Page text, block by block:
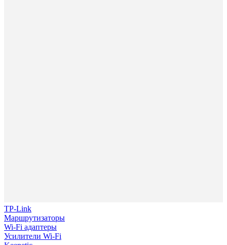
TP-Link
Маршрутизаторы
Wi-Fi адаптеры
Усилители Wi-Fi